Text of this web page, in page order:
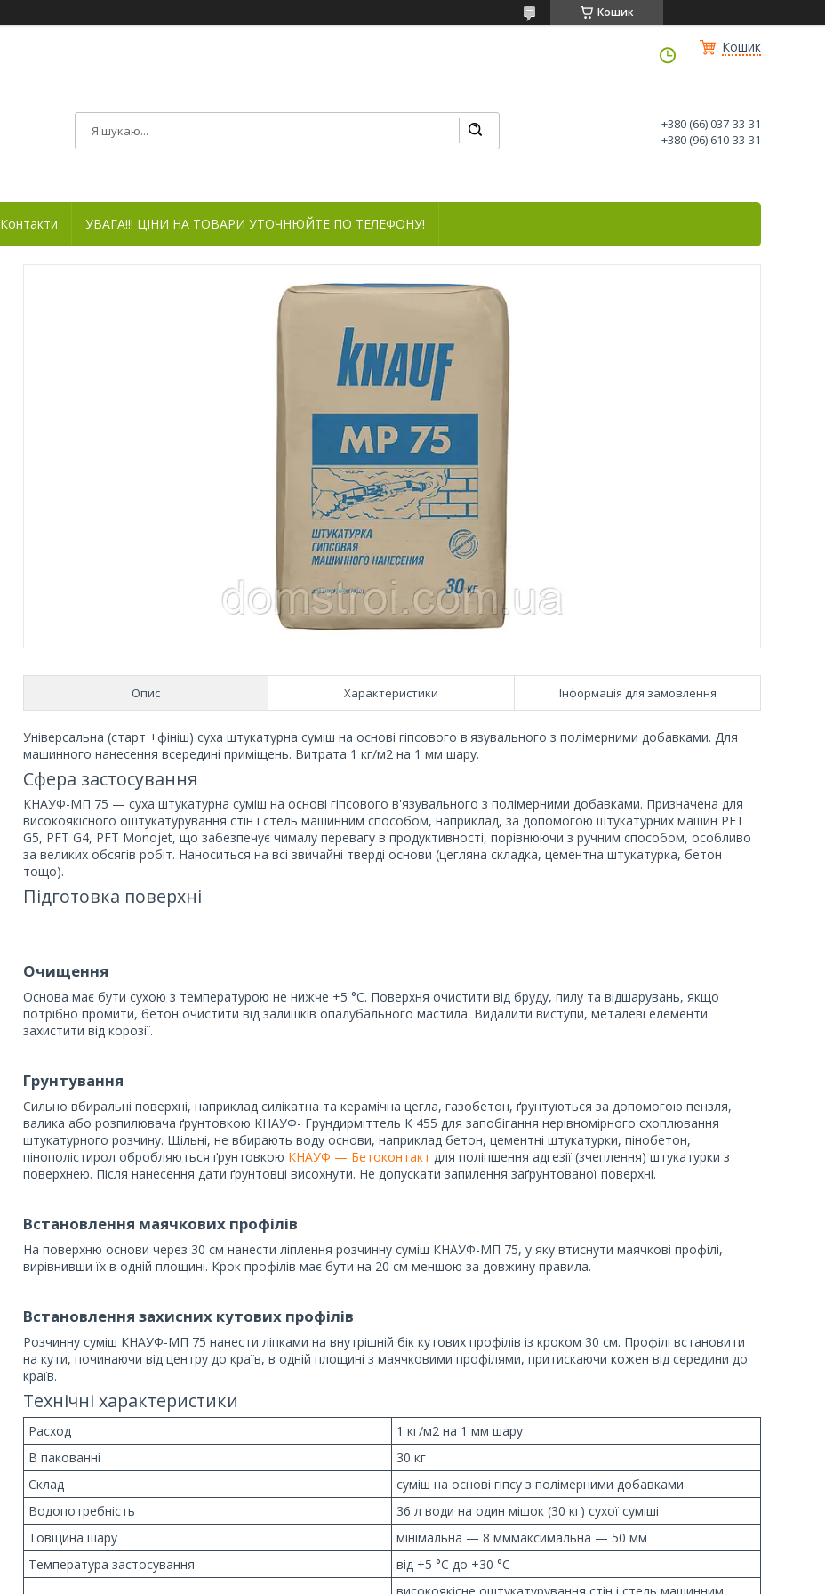
Кошик
Кошик
+380 (66) 037-33-31
+380 (96) 610-33-31
Контакти УВАГА!!! ЦІНИ НА ТОВАРИ УТОЧНЮЙТЕ ПО ТЕЛЕФОНУ!
Опис Характеристики Інформація для замовлення
Універсальна (старт +фініш) суха штукатурна суміш на основі гіпсового в'язувального з полімерними добавками. Для
машинного нанесення всередині приміщень. Витрата 1 кг/м2 на 1 мм шару.
Сфера застосування
КНАУФ-МП 75 — суха штукатурна суміш на основі гіпсового в'язувального з полімерними добавками. Призначена для
високоякісного оштукатурування стін і стель машинним способом, наприклад, за допомогою штукатурних машин PFT
G5, PFT G4, PFT Monojet, що забезпечує чималу перевагу в продуктивності, порівнюючи з ручним способом, особливо
за великих обсягів робіт. Наноситься на всі звичайні тверді основи (цегляна складка, цементна штукатурка, бетон
тощо).
Підготовка поверхні
Очищення
Основа має бути сухою з температурою не нижче +5 °C. Поверхня очистити від бруду, пилу та відшарувань, якщо
потрібно промити, бетон очистити від залишків опалубального мастила. Видалити виступи, металеві елементи
захистити від корозії.
Грунтування
Сильно вбиральні поверхні, наприклад силікатна та керамічна цегла, газобетон, ґрунтуються за допомогою пензля,
валика або розпилювача ґрунтовкою КНАУФ- Грундирміттель К 455 для запобігання нерівномірного схоплювання
штукатурного розчину. Щільні, не вбирають воду основи, наприклад бетон, цементні штукатурки, пінобетон,
пінополістирол обробляються ґрунтовкою КНАУФ — Бетоконтакт для поліпшення адгезії (зчеплення) штукатурки з
поверхнею. Після нанесення дати ґрунтовці висохнути. Не допускати запилення заґрунтованої поверхні.
Встановлення маячкових профілів
На поверхню основи через 30 см нанести ліплення розчинну суміш КНАУФ-МП 75, у яку втиснути маячкові профілі,
вирівнивши їх в одній площині. Крок профілів має бути на 20 см меншою за довжину правила.
Встановлення захисних кутових профілів
Розчинну суміш КНАУФ-МП 75 нанести ліпками на внутрішній бік кутових профілів із кроком 30 см. Профілі встановити
на кути, починаючи від центру до країв, в одній площині з маячковими профілями, притискаючи кожен від середини до
країв.
Технічні характеристики
Расход
1 кг/м2 на 1 мм шару
В пакованні
30 кг
Склад
суміш на основі гіпсу з полімерними добавками
Водопотребність
36 л води на один мішок (30 кг) сухої суміші
Товщина шару
мінімальна — 8 мммаксимальна — 50 мм
Температура застосування
від +5 °C до +30 °C
високоякісне оштукатурування стін і стель машинним